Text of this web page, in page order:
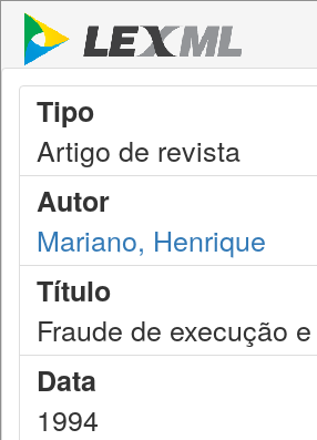
Tipo
Artigo de revista
Autor
Mariano, Henrique
Título
Fraude de execução
Data
1994